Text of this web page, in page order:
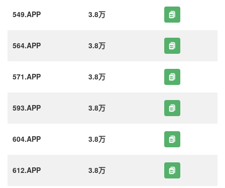
549.APP 3.8万
564.APP 3.8万
571.APP 3.8万
593.APP 3.8万
604.APP 3.8万
612.APP 3.8万